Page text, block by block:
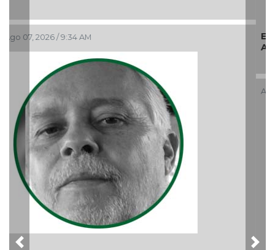
Ago 05, 2026 / 11:33 AM
Previous